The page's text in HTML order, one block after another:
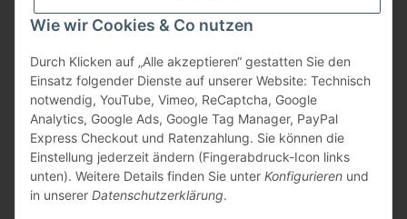
Wie wir Cookies & Co nutzen
Durch Klicken auf „Alle akzeptieren“ gestatten Sie den
Einsatz folgender Dienste auf unserer Website: Technisch
notwendig, YouTube, Vimeo, ReCaptcha, Google
Analytics, Google Ads, Google Tag Manager, PayPal
Express Checkout und Ratenzahlung. Sie können die
Einstellung jederzeit ändern (Fingerabdruck-Icon links
unten). Weitere Details finden Sie unter Konfigurieren und
in unserer Datenschutzerklärung.
Informationen
Gesetzliche Informationen
Vertrag widerrufen